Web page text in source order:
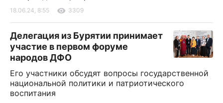
18.06.24, 8:55 3309
Делегация из Бурятии принимает
участие в первом форуме
народов ДФО
Его участники обсудят вопросы государственной
национальной политики и патриотического
воспитания